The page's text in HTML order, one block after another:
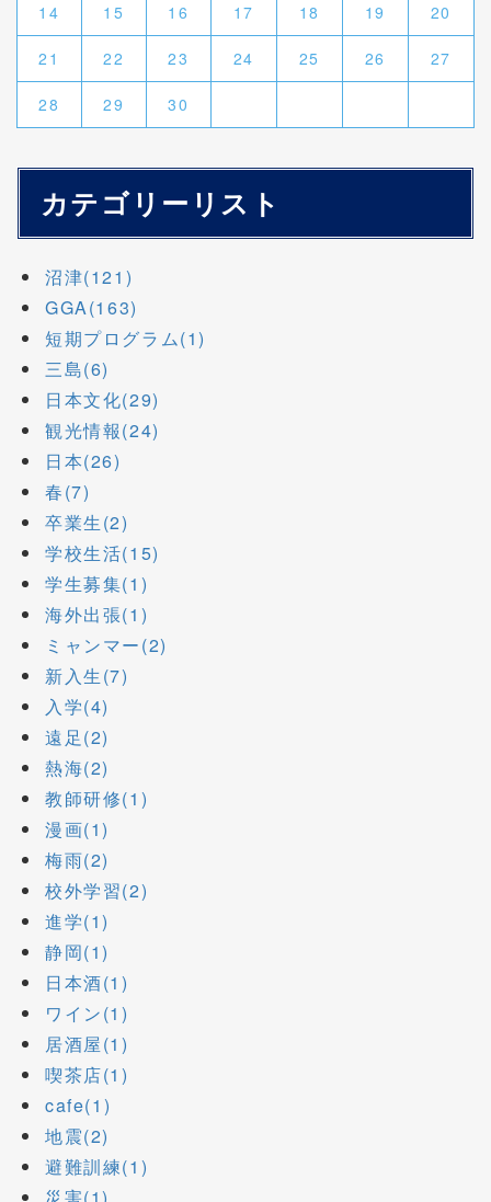
14 15 16 17 18 19 20
21 22 23 24 25 26 27
28 29 30
カテゴリーリスト
沼津(121)
GGA(163)
短期プログラム(1)
三島(6)
日本文化(29)
観光情報(24)
日本(26)
春(7)
卒業生(2)
学校生活(15)
学生募集(1)
海外出張(1)
ミャンマー(2)
新入生(7)
入学(4)
遠足(2)
熱海(2)
教師研修(1)
漫画(1)
梅雨(2)
校外学習(2)
進学(1)
静岡(1)
日本酒(1)
ワイン(1)
居酒屋(1)
喫茶店(1)
cafe(1)
地震(2)
避難訓練(1)
災害(1)